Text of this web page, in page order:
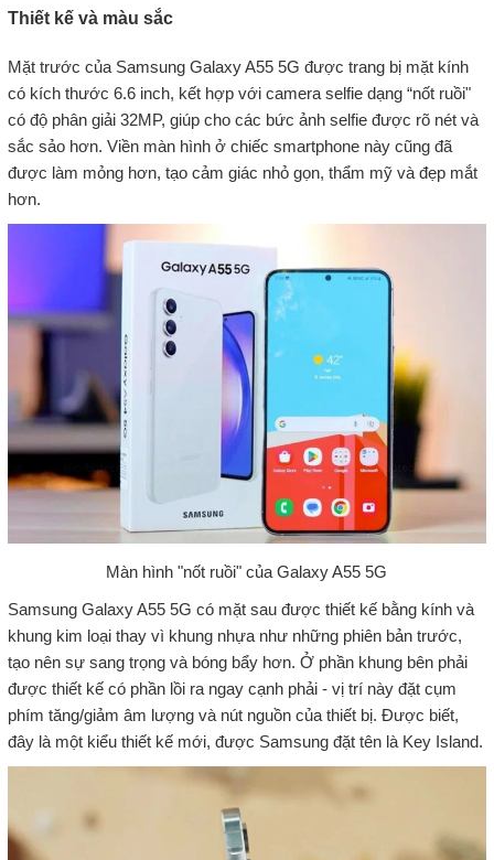
Thiết kế và màu sắc
Mặt trước của Samsung Galaxy A55 5G được trang bị mặt kính
có kích thước 6.6 inch, kết hợp với camera selfie dạng “nốt ruồi"
có độ phân giải 32MP, giúp cho các bức ảnh selfie được rõ nét và
sắc sảo hơn. Viền màn hình ở chiếc smartphone này cũng đã
được làm mỏng hơn, tạo cảm giác nhỏ gọn, thẩm mỹ và đẹp mắt
hơn.
Màn hình "nốt ruồi" của Galaxy A55 5G
Samsung Galaxy A55 5G có mặt sau được thiết kế bằng kính và
khung kim loại thay vì khung nhựa như những phiên bản trước,
tạo nên sự sang trọng và bóng bẩy hơn. Ở phần khung bên phải
được thiết kế có phần lồi ra ngay cạnh phải - vị trí này đặt cụm
phím tăng/giảm âm lượng và nút nguồn của thiết bị. Được biết,
đây là một kiểu thiết kế mới, được Samsung đặt tên là Key Island.